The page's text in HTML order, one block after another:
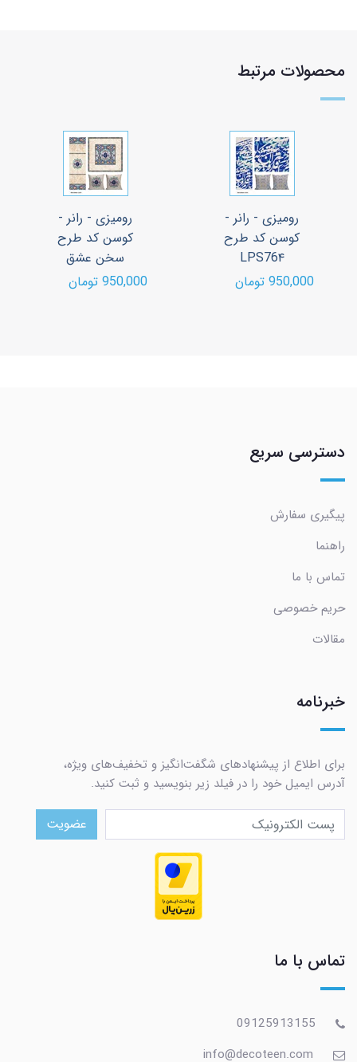
محصولات مرتبط
رومیزی - رانر -
کوسن کد طرح
LPS76۴
950,000 تومان
رومیزی - رانر -
کوسن کد طرح
سخن عشق
950,000 تومان
دسترسی سریع
پیگیری سفارش
راهنما
تماس با ما
حریم خصوصی
مقالات
خبرنامه
برای اطلاع از پیشنهادهای شگفت‌انگیز و تخفیف‌های ویژه،
آدرس ایمیل خود را در فیلد زیر بنویسید و ثبت کنید.
عضویت
تماس با ما